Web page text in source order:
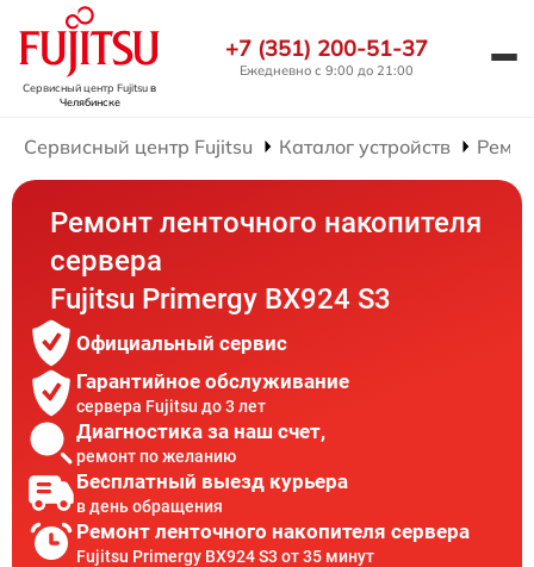
Сервисный центр Fujitsuв
Челябинске
+7 (351) 200-51-37
Ежедневно с 9:00 до 21:00
Сервисный центр Fujitsu Каталог устройств
Ремонт ленточного накопителя
сервера
Fujitsu Primergy BX924 S3
Официальный сервис
Гарантийное обслуживание
сервера Fujitsu до 3 лет
Диагностика за наш счет,
ремонт по желанию
Бесплатный выезд курьера
в день обращения
Ремонт ленточного накопителя сервера
Fujitsu Primergy BX924 S3 от 35 минут